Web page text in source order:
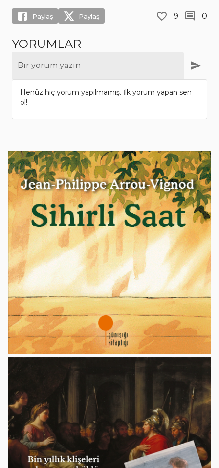
Paylaş Paylaş 9 0
YORUMLAR
Bir yorum yazın
Henüz hiç yorum yapılmamış. İlk yorum yapan sen
ol!